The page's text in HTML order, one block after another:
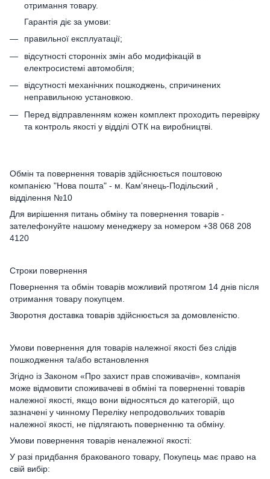
отримання товару.
Гарантія діє за умови:
правильної експлуатації;
відсутності сторонніх змін або модифікацій в
електросистемі автомобіля;
відсутності механічних пошкоджень, спричинених
неправильною установкою.
Перед відправленням кожен комплект проходить перевірку
та контроль якості у відділі ОТК на виробництві.
Обмін та повернення товарів здійснюється поштовою
компанією "Нова пошта" - м. Кам'янець-Подільский ,
відділення №10
Для вирішення питань обміну та повернення товарів -
зателефонуйте нашому менеджеру за номером +38 068 208
4120
Строки повернення
Повернення та обмін товарів можливий протягом 14 днів після
отримання товару покупцем.
Зворотня доставка товарів здійснюється за домовленістю.
Умови повернення для товарів належної якості без слідів
пошкодження та/або встановлення
Згідно із Законом «Про захист прав споживачів», компанія
може відмовити споживачеві в обміні та поверненні товарів
належної якості, якщо вони відносяться до категорій, що
зазначені у чинному Переліку непродовольчих товарів
належної якості, не підлягають поверненню та обміну.
Умови повернення товарів неналежної якості:
У разі придбання бракованого товару, Покупець має право на
свій вибір: